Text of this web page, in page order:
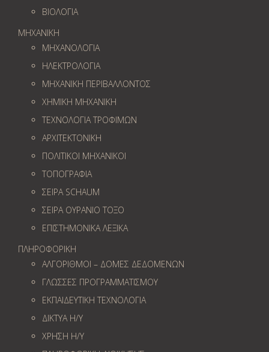
ΒΙΟΛΟΓΙΑ
ΜΗΧΑΝΙΚΗ
ΜΗΧΑΝΟΛΟΓΙΑ
ΗΛΕΚΤΡΟΛΟΓΙΑ
ΜΗΧΑΝΙΚΗ ΠΕΡΙΒΑΛΛΟΝΤΟΣ
ΧΗΜΙΚΗ ΜΗΧΑΝΙΚΗ
ΤΕΧΝΟΛΟΓΙΑ ΤΡΟΦΙΜΩΝ
ΑΡΧΙΤΕΚΤΟΝΙΚΗ
ΠΟΛΙΤΙΚΟΙ ΜΗΧΑΝΙΚΟΙ
ΤΟΠΟΓΡΑΦΙΑ
ΣΕΙΡΑ SCHAUM
ΣΕΙΡΑ ΟΥΡΑΝΙΟ ΤΟΞΟ
ΕΠΙΣΤΗΜΟΝΙΚΑ ΛΕΞΙΚΑ
ΠΛΗΡΟΦΟΡΙΚΗ
ΑΛΓΟΡΙΘΜΟΙ – ΔΟΜΕΣ ΔΕΔΟΜΕΝΩΝ
ΓΛΩΣΣΕΣ ΠΡΟΓΡΑΜΜΑΤΙΣΜΟΥ
ΕΚΠΑΙΔΕΥΤΙΚΗ ΤΕΧΝΟΛΟΓΙΑ
ΔΙΚΤΥΑ Η/Υ
ΧΡΗΣΗ Η/Υ